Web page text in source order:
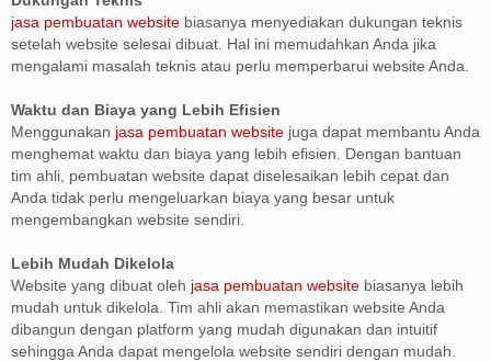
jasa pembuatan website biasanya menyediakan dukungan teknis
setelah website selesai dibuat. Hal ini memudahkan Anda jika
mengalami masalah teknis atau perlu memperbarui website Anda.
Waktu dan Biaya yang Lebih Efisien
Menggunakan jasa pembuatan website juga dapat membantu Anda
menghemat waktu dan biaya yang lebih efisien. Dengan bantuan
tim ahli, pembuatan website dapat diselesaikan lebih cepat dan
Anda tidak perlu mengeluarkan biaya yang besar untuk
mengembangkan website sendiri.
Lebih Mudah Dikelola
Website yang dibuat oleh jasa pembuatan website biasanya lebih
mudah untuk dikelola. Tim ahli akan memastikan website Anda
dibangun dengan platform yang mudah digunakan dan intuitif
sehingga Anda dapat mengelola website sendiri dengan mudah.